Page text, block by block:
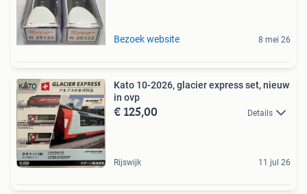
Bezoek website 8 mei 26
Kato 10-2026, glacier express set, nieuw
in ovp
€ 125,00 Details
Rijswijk 11 jul 26